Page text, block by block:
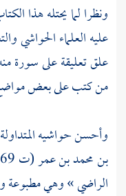
ونظرا لما يحتله هذا
عليه العلماء الحواشي
علق تعليقة على سورة
من كتب على بعض
وأحسن حواشيه
بن محمد بن عمر
الراضي » وهي مطبوعة